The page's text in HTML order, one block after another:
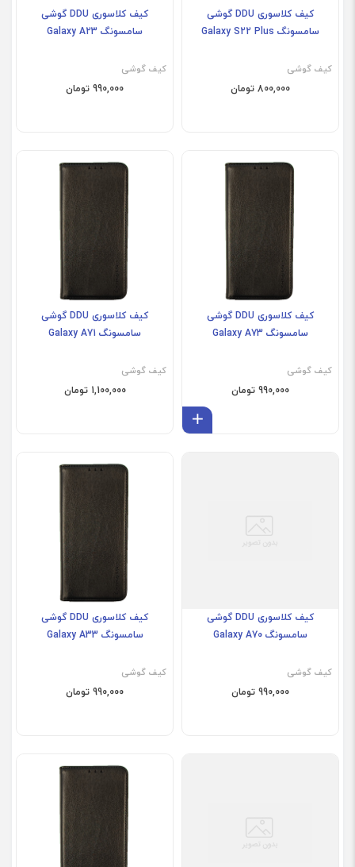
کیف کلاسوری DDU گوشی
سامسونگ Galaxy S22 Plus
کیف گوشی
800,000 تومان
کیف کلاسوری DDU گوشی
سامسونگ Galaxy A23
کیف گوشی
990,000 تومان
کیف کلاسوری DDU گوشی
سامسونگ Galaxy A73
کیف گوشی
990,000 تومان
کیف کلاسوری DDU گوشی
سامسونگ Galaxy A71
کیف گوشی
1,100,000 تومان
کیف کلاسوری DDU گوشی
سامسونگ Galaxy A70
کیف گوشی
990,000 تومان
کیف کلاسوری DDU گوشی
سامسونگ Galaxy A33
کیف گوشی
990,000 تومان